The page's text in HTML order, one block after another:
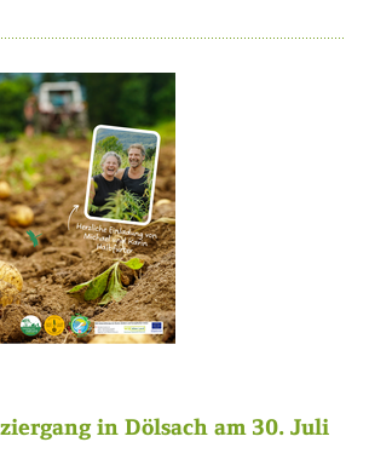
in Dölsach am 30. Juli